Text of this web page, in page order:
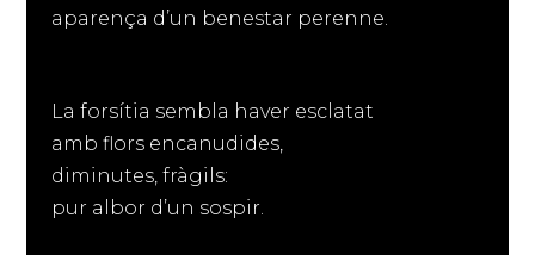
aparença d’un benestar perenne.
La forsítia sembla haver esclatat
amb flors encanudides,
diminutes, fràgils:
pur albor d’un sospir.